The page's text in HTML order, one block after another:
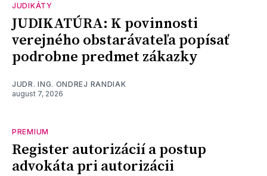
JUDIKÁTY
JUDIKATÚRA: K povinnosti
verejného obstarávateľa popísať
podrobne predmet zákazky
JUDR. ING. ONDREJ RANDIAK
august 7, 2026
PREMIUM
Register autorizácií a postup
advokáta pri autorizácii